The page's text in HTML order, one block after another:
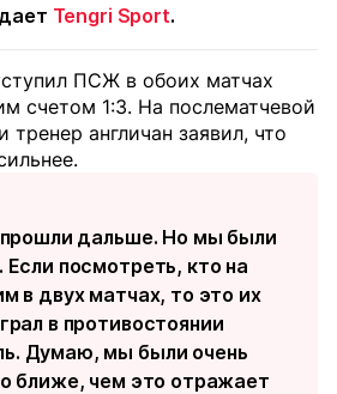
Tengri Sport.
ПСЖ в обоих матчах
счетом 1:3. На послематчевой
тренер англичан заявил, что
дальше. Но мы были
Если посмотреть, кто на
в двух матчах, то это их
в противостоянии
Думаю, мы были очень
ближе, чем это отражает